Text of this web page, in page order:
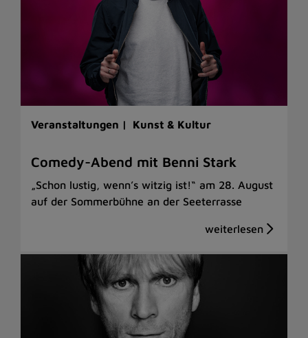
Veranstaltungen | Kunst & Kultur
Comedy-Abend mit Benni Stark
„Schon lustig, wenn’s witzig ist!“ am 28. August
auf der Sommerbühne an der Seeterrasse